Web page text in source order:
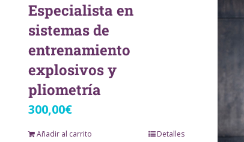
Especialista en
sistemas de
entrenamiento
explosivos y
pliometría
300,00€
Añadir al carrito Detalles